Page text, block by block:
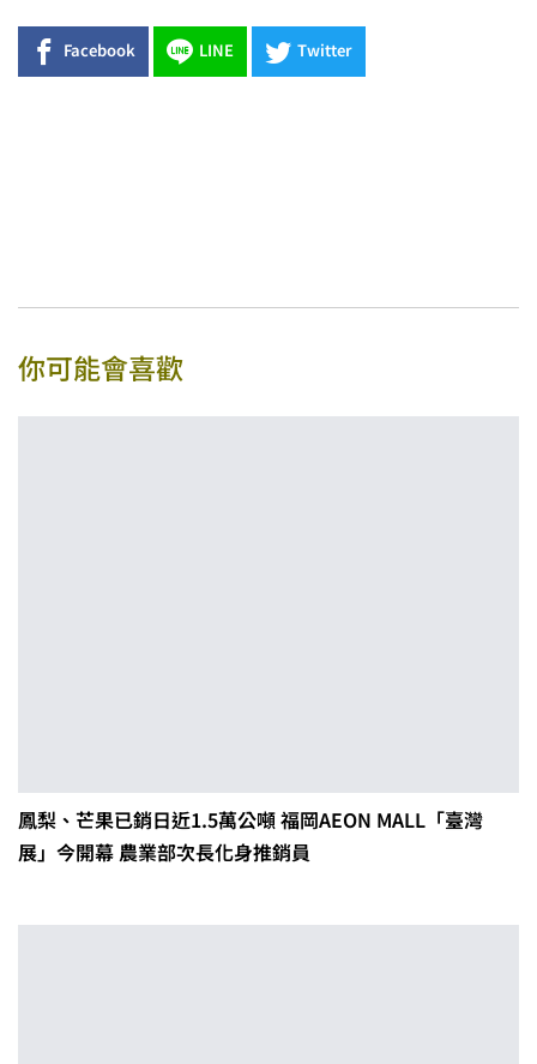
Facebook LINE Twitter
你可能會喜歡
鳳梨、芒果已銷日近1.5萬公噸 福岡AEON MALL「臺灣
展」今開幕 農業部次長化身推銷員